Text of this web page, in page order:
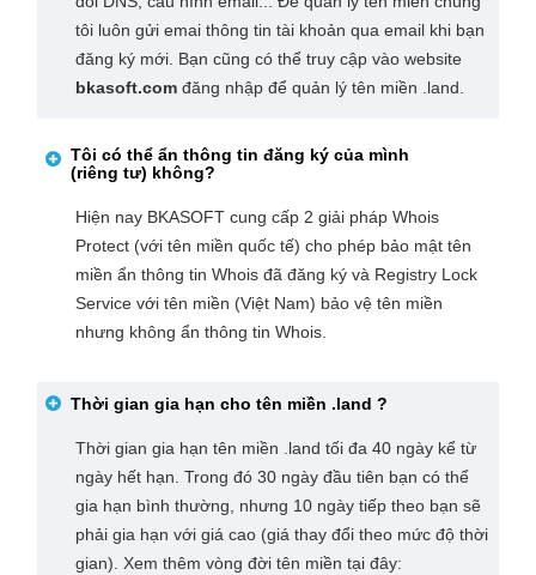
tôi luôn gửi emai thông tin tài khoản qua email khi bạn
đăng ký mới. Bạn cũng có thể truy cập vào website
bkasoft.com đăng nhập để quản lý tên miền .land.
Tôi có thể ẩn thông tin đăng ký của mình
(riêng tư) không?
Hiện nay BKASOFT cung cấp 2 giải pháp Whois
Protect (với tên miền quốc tế) cho phép bảo mật tên
miền ẩn thông tin Whois đã đăng ký và Registry Lock
Service với tên miền (Việt Nam) bảo vệ tên miền
nhưng không ẩn thông tin Whois.
Thời gian gia hạn cho tên miền .land ?
Thời gian gia hạn tên miền .land tối đa 40 ngày kể từ
ngày hết hạn. Trong đó 30 ngày đầu tiên bạn có thể
gia hạn bình thường, nhưng 10 ngày tiếp theo bạn sẽ
phải gia hạn với giá cao (giá thay đổi theo mức độ thời
gian). Xem thêm vòng đời tên miền tại đây: